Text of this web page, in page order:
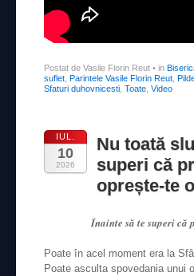
Postat de Vasile Florin Reut • in
suflet Parintele Vasile Florin Reut
Sfaturi duhovnicesti Toate Video
IUL.
10
2026
Nu toată
superi că
oprește-te
Înainte să te superi că
Poate în acel moment era la
Poate asculta spovedania unui